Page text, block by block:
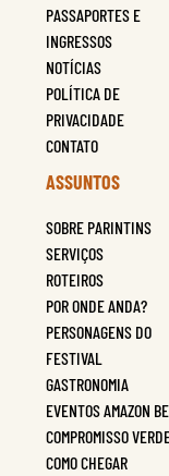
PASSAPORTES E
INGRESSOS
NOTÍCIAS
POLÍTICA DE
PRIVACIDADE
CONTATO
ASSUNTOS
SOBRE PARINTINS
SERVIÇOS
ROTEIROS
POR ONDE ANDA?
PERSONAGENS DO
FESTIVAL
GASTRONOMIA
EVENTOS AMAZON
COMPROMISSO
COMO CHEGAR